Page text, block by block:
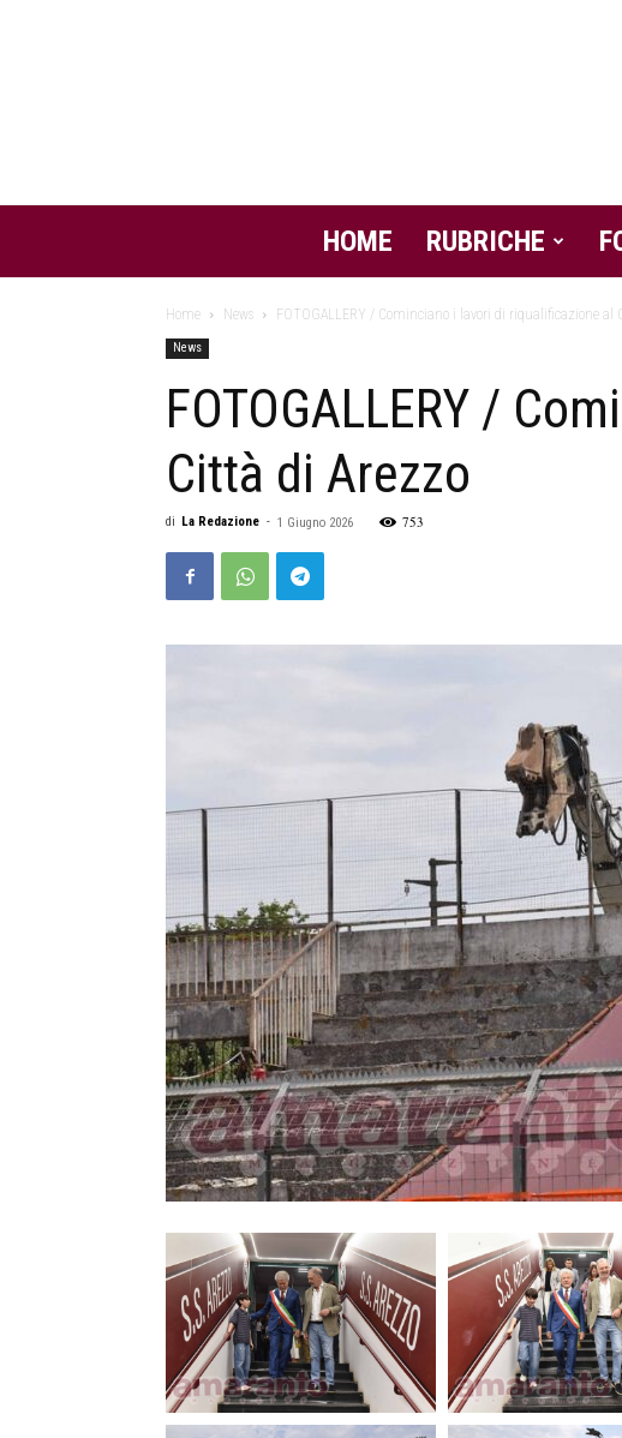
HOME RUBRICHE
Home News FOTOGALLERY / Cominciano i lavori di riqualificazione al
News
FOTOGALLERY /
Città di Arezzo
di La Redazione - 1 Giugno 2026 753